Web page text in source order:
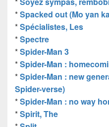
*Spacked out (Mo yan
*Spécialistes, Les
*Spectre
*Spider-Man 3
*Spider-Man :
*Spider-Man : new
Spider-verse)
*Spider-Man : no way
*Spirit, The